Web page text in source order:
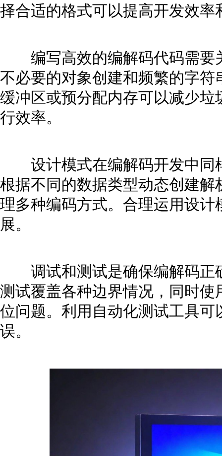
择合适的格式可以提高开发效率
编写高效的编解码代码需要
不必要的对象创建和频繁的字
缓冲区或预分配内存可以减少
行效率。
设计模式在编解码开发中同
根据不同的数据类型动态创建
理多种编码方式。合理运用设
展。
调试和测试是确保编解码正
测试覆盖各种边界情况，同时
位问题。利用自动化测试工具
误。